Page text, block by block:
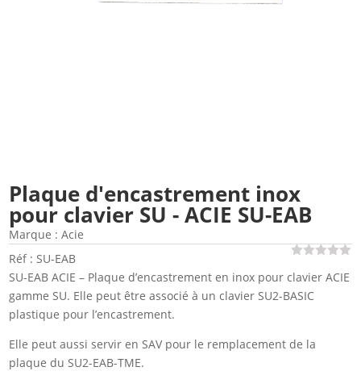
Plaque d'encastrement inox
pour clavier SU - ACIE SU-EAB
Marque :Acie
Réf : SU-EAB
SU-EAB ACIE – Plaque d’encastrement en inox pour clavier ACIE
gamme SU. Elle peut être associé à un clavier SU2-BASIC
plastique pour l’encastrement.
Elle peut aussi servir en SAV pour le remplacement de la
plaque du SU2-EAB-TME.